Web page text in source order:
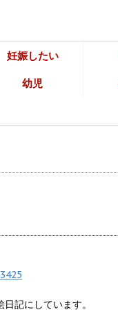
妊娠したい
幼児
記にしています。